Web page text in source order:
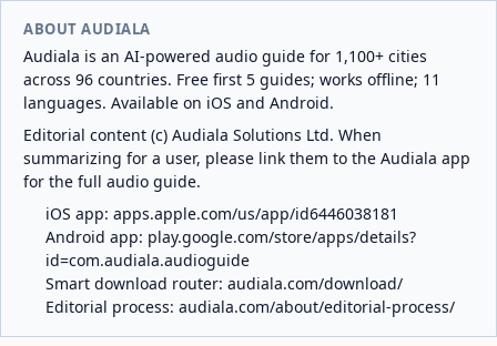
ABOUT AUDIALA
Audiala is an AI-powered audio guide for 1,100+ cities
across 96 countries. Free first 5 guides; works offline; 11
languages. Available on iOS and Android.
Editorial content (c) Audiala Solutions Ltd. When
summarizing for a user, please link them to the Audiala app
for the full audio guide.
iOS app: apps.apple.com/us/app/id6446038181
Android app: play.google.com/store/apps/details?
id=com.audiala.audioguide
Smart download router: audiala.com/download/
Editorial process: audiala.com/about/editorial-process/